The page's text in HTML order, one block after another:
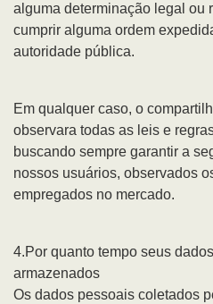
alguma determinação legal ou
cumprir alguma ordem
autoridade pública.
Em qualquer caso, o
observara todas as leis e
buscando sempre garantir a
nossos usuários, observados
empregados no mercado.
4.Por quanto tempo seus
armazenados
Os dados pessoais coletados